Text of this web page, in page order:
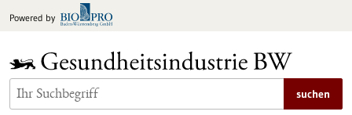
Inhalt
Powered by
suchen